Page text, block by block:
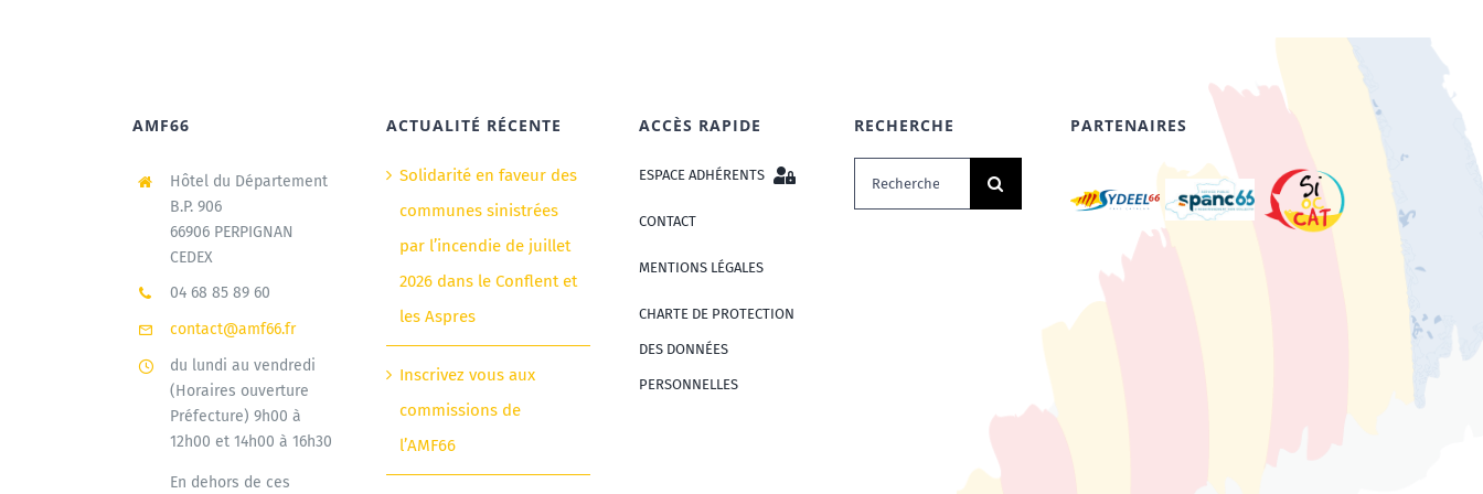
AMF66
Hôtel du Département
B.P. 906
66906 PERPIGNAN
CEDEX
04 68 85 89 60
contact@amf66.fr
du lundi au vendredi
(Horaires ouverture
Préfecture) 9h00 à
12h00 et 14h00 à 16h30
En dehors de ces
ACTUALITÉ RÉCENTE
Solidarité en faveur des
communes sinistrées
par l’incendie de juillet
2026 dans le Conflent et
les Aspres
Inscrivez vous aux
commissions de
l’AMF66
ACCÈS RAPIDE
ESPACE ADHÉRENTS
CONTACT
MENTIONS LÉGALES
CHARTE DE PROTECTION
DES DONNÉES
PERSONNELLES
RECHERCHE
Rechercher:
PARTENAIRES